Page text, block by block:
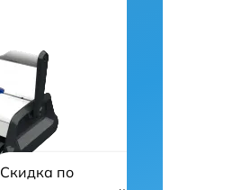
Скидка по